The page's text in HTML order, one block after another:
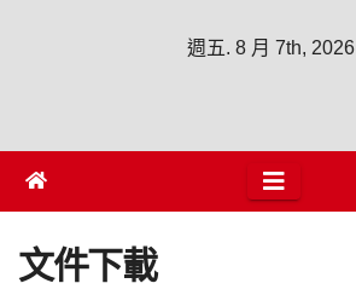
週五. 8 月 7th, 2026
文件下載